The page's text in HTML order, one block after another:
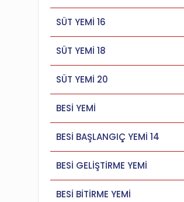
SÜT YEMİ 16
SÜT YEMİ 18
SÜT YEMİ 20
BESİ YEMİ
BESİ BAŞLANGIÇ YEMİ 14
BESİ GELİŞTİRME YEMİ
BESİ BİTİRME YEMİ